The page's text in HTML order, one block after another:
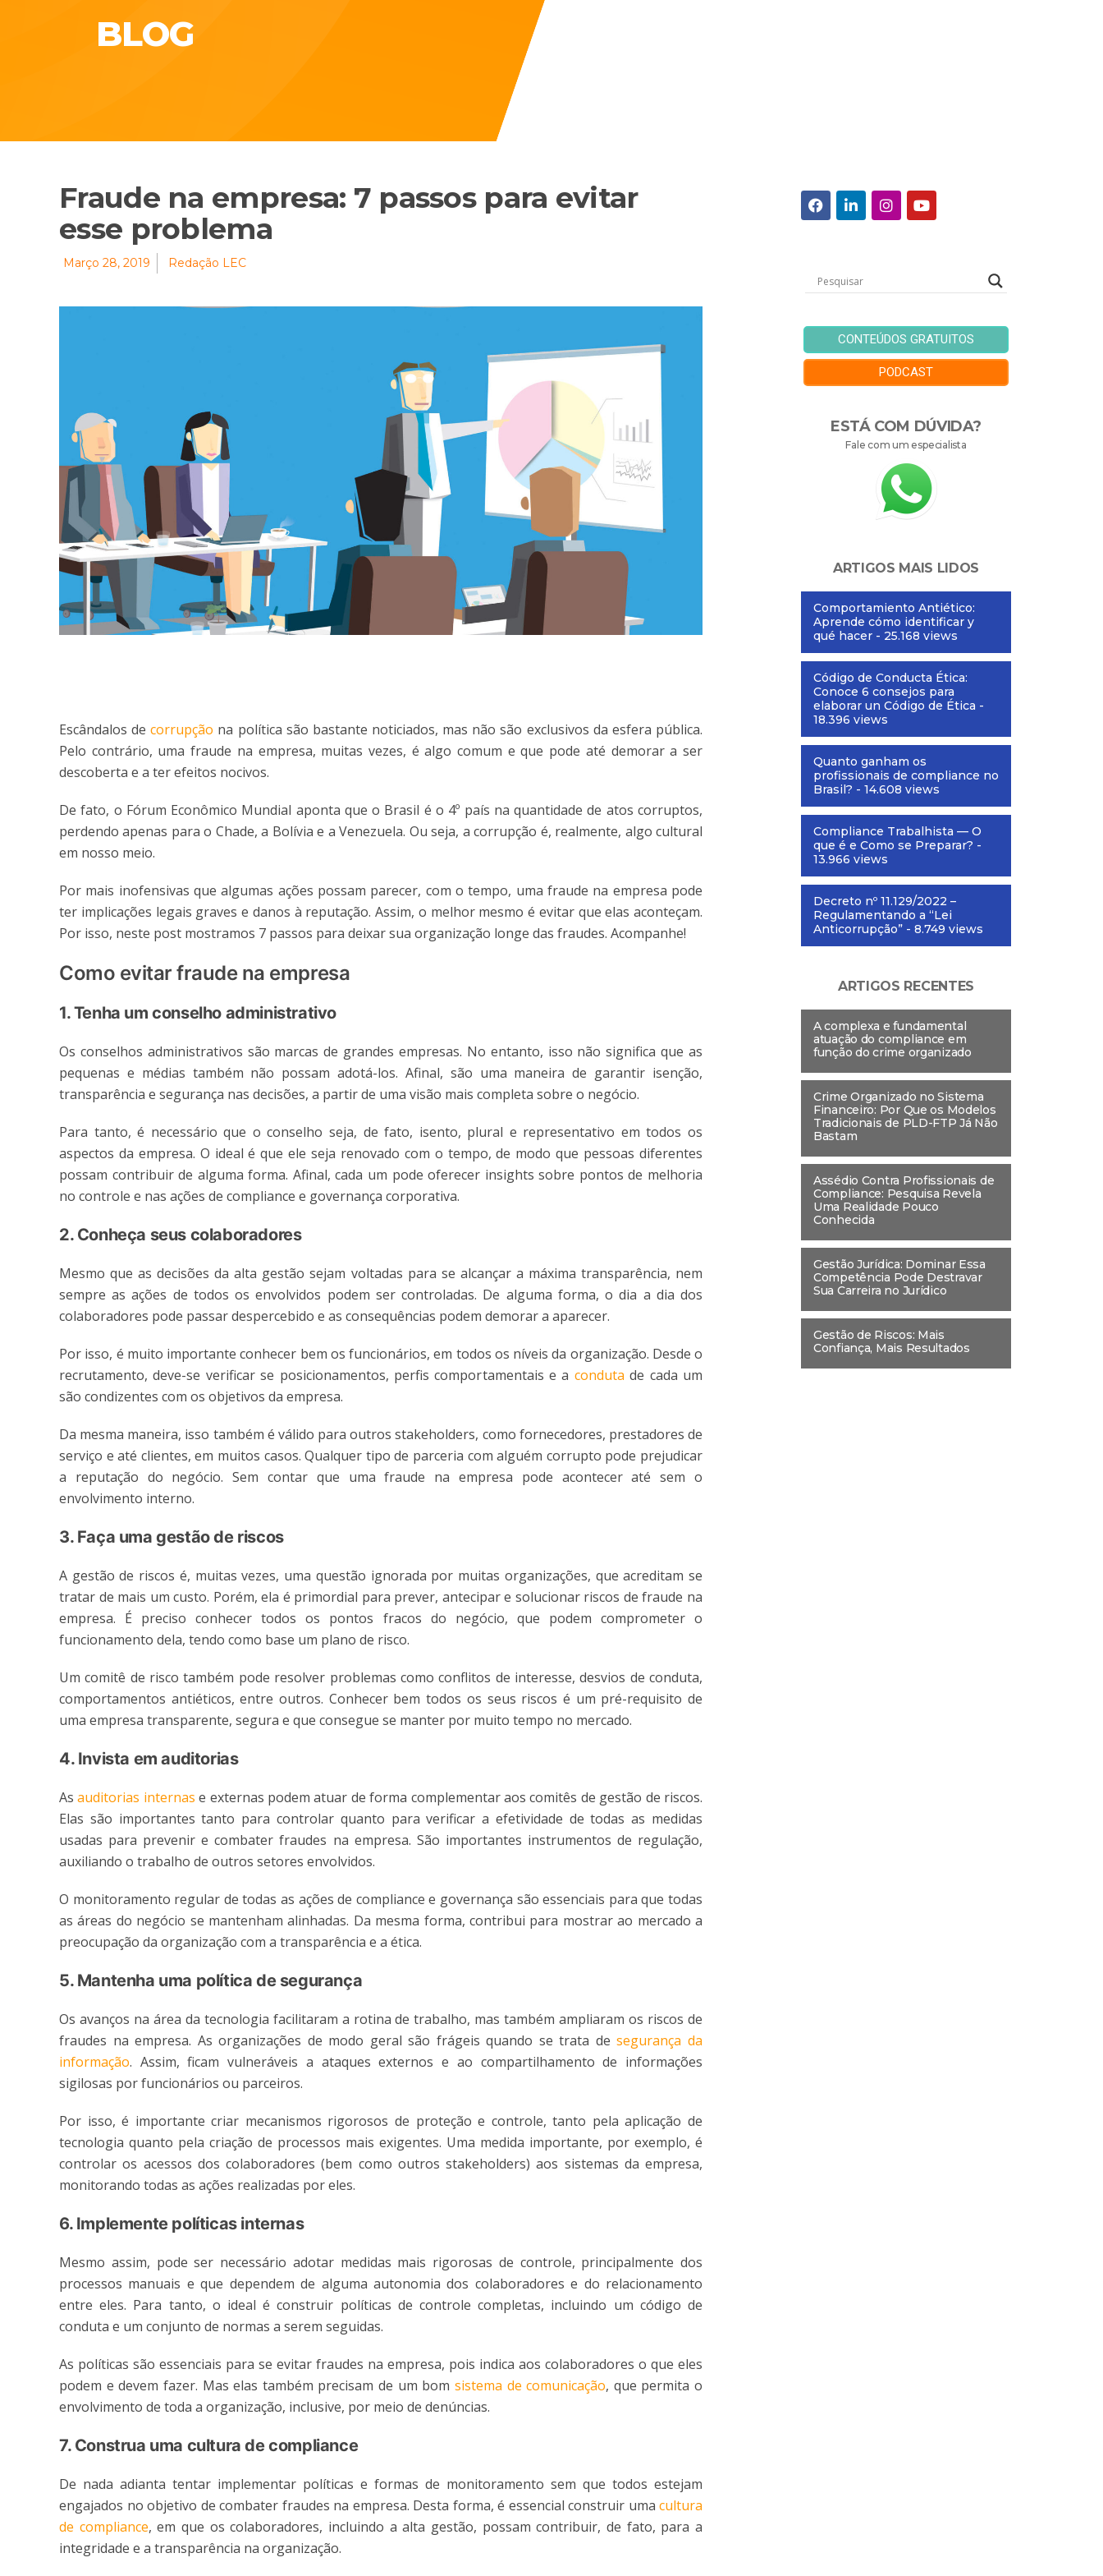
BLOG
Fraude na empresa: 7 passos para evitar
esse problema
Março 28, 2019 Redação LEC
Escândalos decorrupção na política são bastante noticiados, mas não são exclusivos da esfera pública.
Pelo contrário, uma fraude na empresa, muitas vezes, é algo comum e que pode até demorar a ser
descoberta e a ter efeitos nocivos.
De fato, o Fórum Econômico Mundial aponta que o Brasil é o 4º país na quantidade de atos corruptos,
perdendo apenas para o Chade, a Bolívia e a Venezuela. Ou seja, a corrupção é, realmente, algo cultural
em nosso meio.
Por mais inofensivas que algumas ações possam parecer, com o tempo, uma fraude na empresa pode
ter implicações legais graves e danos à reputação. Assim, o melhor mesmo é evitar que elas aconteçam.
Por isso, neste post mostramos 7 passos para deixar sua organização longe das fraudes. Acompanhe!
Como evitar fraude na empresa
1. Tenha um conselho administrativo
Os conselhos administrativos são marcas de grandes empresas. No entanto, isso não significa que as
pequenas e médias também não possam adotá-los. Afinal, são uma maneira de garantir isenção,
transparência e segurança nas decisões, a partir de uma visão mais completa sobre o negócio.
Para tanto, é necessário que o conselho seja, de fato, isento, plural e representativo em todos os
aspectos da empresa. O ideal é que ele seja renovado com o tempo, de modo que pessoas diferentes
possam contribuir de alguma forma. Afinal, cada um pode oferecer insights sobre pontos de melhoria
no controle e nas ações de compliance e governança corporativa.
2. Conheça seus colaboradores
Mesmo que as decisões da alta gestão sejam voltadas para se alcançar a máxima transparência, nem
sempre as ações de todos os envolvidos podem ser controladas. De alguma forma, o dia a dia dos
colaboradores pode passar despercebido e as consequências podem demorar a aparecer.
Por isso, é muito importante conhecer bem os funcionários, em todos os níveis da organização. Desde o
recrutamento, deve-se verificar se posicionamentos, perfis comportamentais e a conduta de cada um
são condizentes com os objetivos da empresa.
Da mesma maneira, isso também é válido para outros stakeholders, como fornecedores, prestadores de
serviço e até clientes, em muitos casos. Qualquer tipo de parceria com alguém corrupto pode prejudicar
a reputação do negócio. Sem contar que uma fraude na empresa pode acontecer até sem o
envolvimento interno.
3. Faça uma gestão de riscos
A gestão de riscos é, muitas vezes, uma questão ignorada por muitas organizações, que acreditam se
tratar de mais um custo. Porém, ela é primordial para prever, antecipar e solucionar riscos de fraude na
empresa. É preciso conhecer todos os pontos fracos do negócio, que podem comprometer o
funcionamento dela, tendo como base um plano de risco.
Um comitê de risco também pode resolver problemas como conflitos de interesse, desvios de conduta,
comportamentos antiéticos, entre outros. Conhecer bem todos os seus riscos é um pré-requisito de
uma empresa transparente, segura e que consegue se manter por muito tempo no mercado.
4. Invista em auditorias
Asauditorias internas e externas podem atuar de forma complementar aos comitês de gestão de riscos.
Elas são importantes tanto para controlar quanto para verificar a efetividade de todas as medidas
usadas para prevenir e combater fraudes na empresa. São importantes instrumentos de regulação,
auxiliando o trabalho de outros setores envolvidos.
O monitoramento regular de todas as ações de compliance e governança são essenciais para que todas
as áreas do negócio se mantenham alinhadas. Da mesma forma, contribui para mostrar ao mercado a
preocupação da organização com a transparência e a ética.
5. Mantenha uma política de segurança
Os avanços na área da tecnologia facilitaram a rotina de trabalho, mas também ampliaram os riscos de
fraudes na empresa. As organizações de modo geral são frágeis quando se trata desegurança da
informação. Assim, ficam vulneráveis a ataques externos e ao compartilhamento de informações
sigilosas por funcionários ou parceiros.
Por isso, é importante criar mecanismos rigorosos de proteção e controle, tanto pela aplicação de
tecnologia quanto pela criação de processos mais exigentes. Uma medida importante, por exemplo, é
controlar os acessos dos colaboradores (bem como outros stakeholders) aos sistemas da empresa,
monitorando todas as ações realizadas por eles.
6. Implemente políticas internas
Mesmo assim, pode ser necessário adotar medidas mais rigorosas de controle, principalmente dos
processos manuais e que dependem de alguma autonomia dos colaboradores e do relacionamento
entre eles. Para tanto, o ideal é construir políticas de controle completas, incluindo um código de
conduta e um conjunto de normas a serem seguidas.
As políticas são essenciais para se evitar fraudes na empresa, pois indica aos colaboradores o que eles
podem e devem fazer. Mas elas também precisam de um bom sistema de comunicação, que permita o
envolvimento de toda a organização, inclusive, por meio de denúncias.
7. Construa uma cultura de compliance
De nada adianta tentar implementar políticas e formas de monitoramento sem que todos estejam
engajados no objetivo de combater fraudes na empresa. Desta forma, é essencial construir uma cultura
de compliance, em que os colaboradores, incluindo a alta gestão, possam contribuir, de fato, para a
integridade e a transparência na organização.
CONTEÚDOS GRATUITOS
PODCAST
ESTÁ COM DÚVIDA?
Fale com um especialista
ARTIGOS MAIS LIDOS
Comportamiento Antiético:
Aprende cómo identificar y
qué hacer - 25.168 views
Código de Conducta Ética:
Conoce 6 consejos para
elaborar un Código de Ética -
18.396 views
Quanto ganham os
profissionais de compliance no
Brasil? - 14.608 views
Compliance Trabalhista — O
que é e Como se Preparar? -
13.966 views
Decreto nº 11.129/2022 –
Regulamentando a “Lei
Anticorrupção” - 8.749 views
ARTIGOS RECENTES
A complexa e fundamental
atuação do compliance em
função do crime organizado
Crime Organizado no Sistema
Financeiro: Por Que os Modelos
Tradicionais de PLD-FTP Já Não
Bastam
Assédio Contra Profissionais de
Compliance: Pesquisa Revela
Uma Realidade Pouco
Conhecida
Gestão Jurídica: Dominar Essa
Competência Pode Destravar
Sua Carreira no Jurídico
Gestão de Riscos: Mais
Confiança, Mais Resultados